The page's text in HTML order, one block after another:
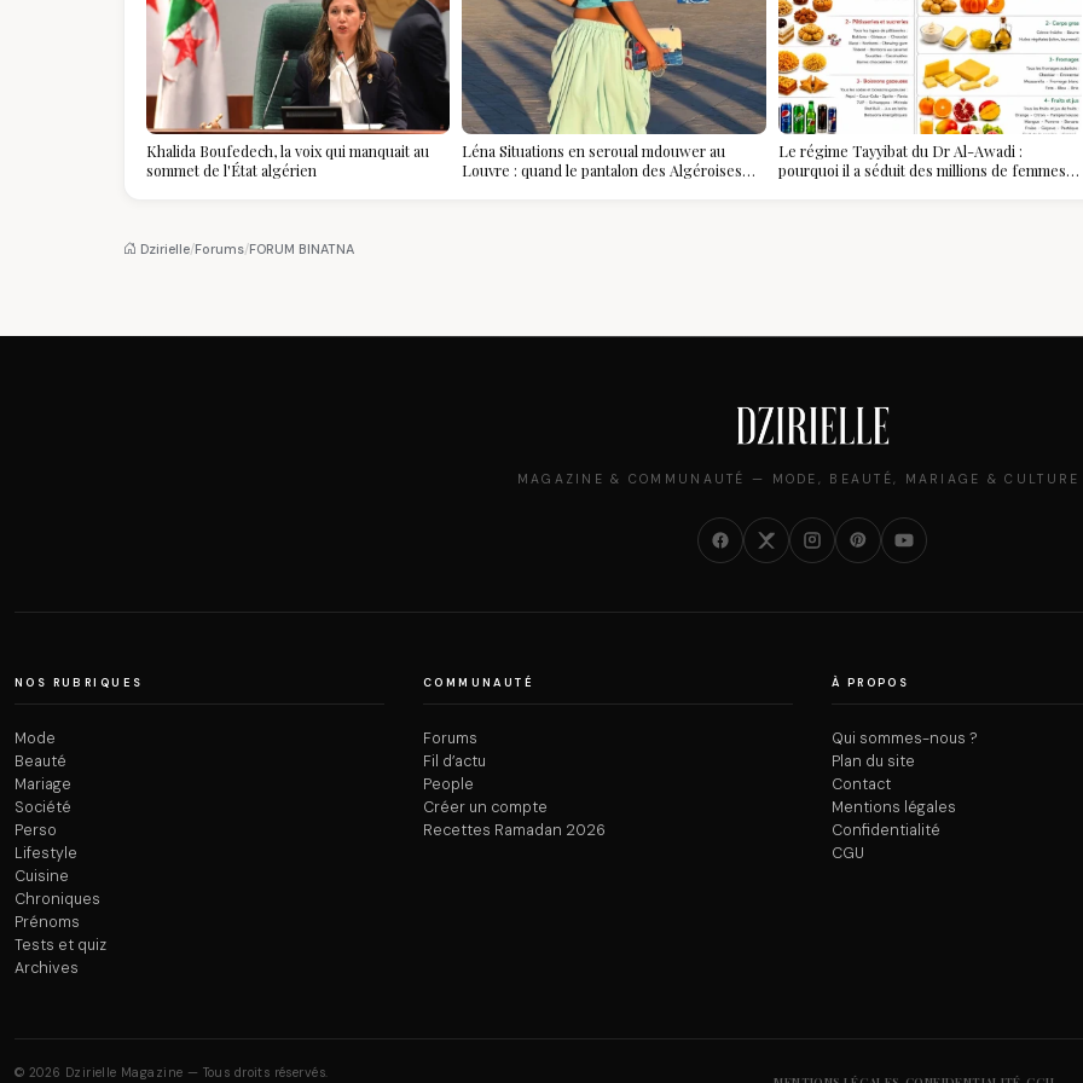
Khalida Boufedech, la voix qui manquait au
sommet de l'État algérien
Léna Situations en seroual mdouwer au
Louvre : quand le pantalon des Algéroises
Le régime Tayyibat du Dr Al-Awadi :
pourquoi il a séduit des millions de femmes
Dzirielle/Forums/FORUM BINATNA
MAGAZINE & COMMUNAUTÉ — MODE, BEAUTÉ, MARIAGE &
NOS RUBRIQUES
Mode
Beauté
Mariage
Société
Perso
Lifestyle
Cuisine
Chroniques
Prénoms
Tests et quiz
Archives
COMMUNAUTÉ
Forums
Fil d’actu
People
Créer un compte
Recettes Ramadan 2026
À PROPOS
Qui sommes-nous ?
Plan du site
Contact
Mentions légales
Confidentialité
CGU
© 2026 Dzirielle Magazine — Tous droits réservés.